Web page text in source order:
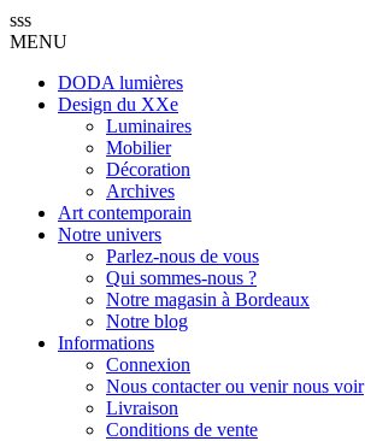
sss
MENU
DODA lumières
Design du XXe
Luminaires
Mobilier
Décoration
Archives
Art contemporain
Notre univers
Parlez-nous de vous
Qui sommes-nous ?
Notre magasin à Bordeaux
Notre blog
Informations
Connexion
Nous contacter ou venir nous voir
Livraison
Conditions de vente